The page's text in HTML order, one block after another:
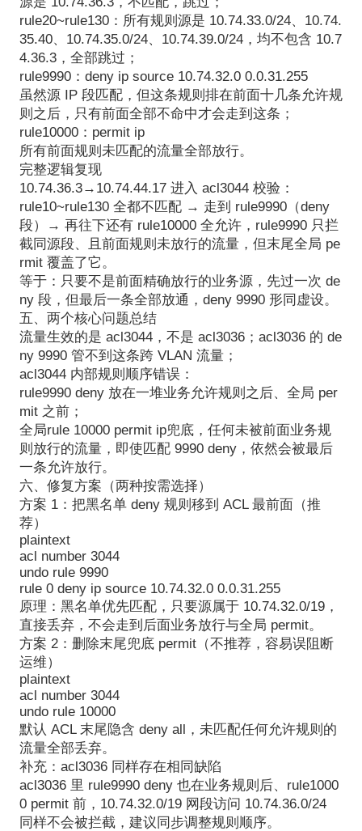
rule20~rule130：所有规则源是 10.74.33.0/24、10.74.
35.40、10.74.35.0/24、10.74.39.0/24，均不包含 10.7
4.36.3，全部跳过；
rule9990：deny ip source 10.74.32.0 0.0.31.255
虽然源 IP 段匹配，但这条规则排在前面十几条允许规
则之后，只有前面全部不命中才会走到这条；
rule10000：permit ip
所有前面规则未匹配的流量全部放行。
完整逻辑复现
10.74.36.3→10.74.44.17 进入 acl3044 校验：
rule10~rule130 全都不匹配 → 走到 rule9990（deny
段）→ 再往下还有 rule10000 全允许，rule9990 只拦
截同源段、且前面规则未放行的流量，但末尾全局 pe
rmit 覆盖了它。
等于：只要不是前面精确放行的业务源，先过一次 de
ny 段，但最后一条全部放通，deny 9990 形同虚设。
五、两个核心问题总结
流量生效的是 acl3044，不是 acl3036；acl3036 的 de
ny 9990 管不到这条跨 VLAN 流量；
acl3044 内部规则顺序错误：
rule9990 deny 放在一堆业务允许规则之后、全局 per
mit 之前；
全局rule 10000 permit ip兜底，任何未被前面业务规
则放行的流量，即使匹配 9990 deny，依然会被最后
一条允许放行。
六、修复方案（两种按需选择）
方案 1：把黑名单 deny 规则移到 ACL 最前面（推
荐）
plaintext
acl number 3044
undo rule 9990
rule 0 deny ip source 10.74.32.0 0.0.31.255
原理：黑名单优先匹配，只要源属于 10.74.32.0/19，
直接丢弃，不会走到后面业务放行与全局 permit。
方案 2：删除末尾兜底 permit（不推荐，容易误阻断
运维）
plaintext
acl number 3044
undo rule 10000
默认 ACL 末尾隐含 deny all，未匹配任何允许规则的
流量全部丢弃。
补充：acl3036 同样存在相同缺陷
acl3036 里 rule9990 deny 也在业务规则后、rule1000
0 permit 前，10.74.32.0/19 网段访问 10.74.36.0/24
同样不会被拦截，建议同步调整规则顺序。